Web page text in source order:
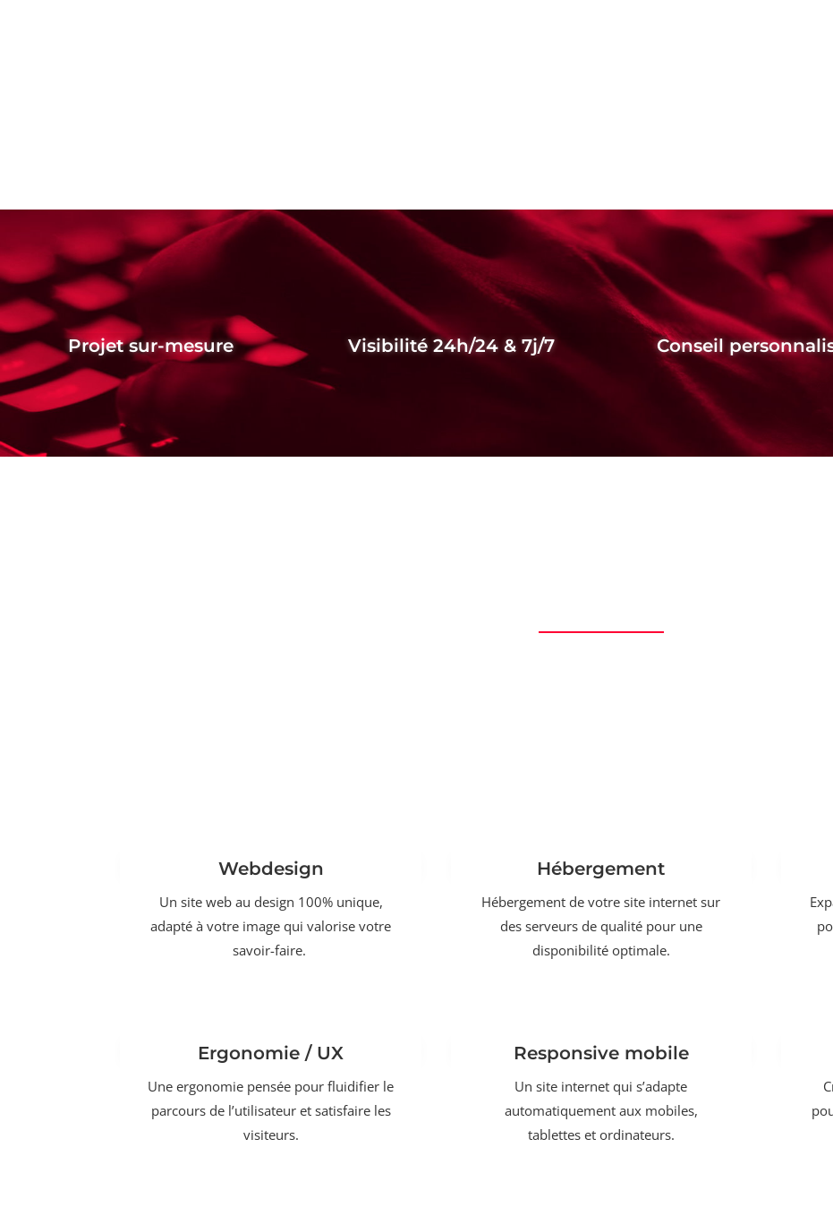
Projet sur-mesure Visibilité 24h/24 & 7j/7 Conseil
Webdesign
Un site web au design 100% unique,
adapté à votre image qui valorise votre
savoir-faire.
Hébergement
Hébergement de votre site internet sur
des serveurs de qualité pour une
disponibilité optimale.
Ergonomie / UX
Une ergonomie pensée pour fluidifier le
parcours de l’utilisateur et satisfaire les
visiteurs.
Responsive mobile
Un site internet qui s’adapte
automatiquement aux mobiles,
tablettes et ordinateurs.